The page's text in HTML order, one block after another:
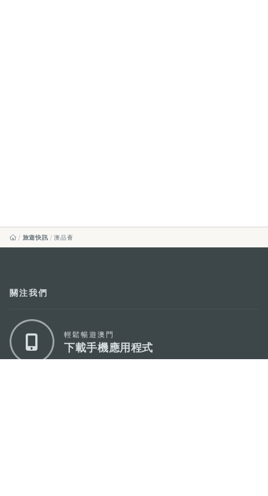
旅遊快訊 澳品薈
關注我們
輕鬆暢遊澳門
下載手機應用程式